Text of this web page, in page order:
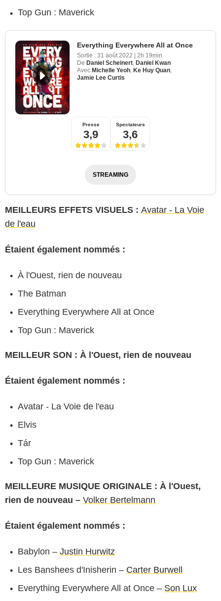
Top Gun : Maverick
Everything Everywhere All at Once
Sortie : 31 août 2022 | 2h 19min
De Daniel Scheinert Daniel Kwan
Avec Michelle Yeoh Ke Huy Quan
Jamie Lee Curtis
Presse
3,9
Spectateurs
3,6
STREAMING
MEILLEURS EFFETS VISUELS : Avatar - La Voie
de l'eau
Étaient également nommés :
À l'Ouest, rien de nouveau
The Batman
Everything Everywhere All at Once
Top Gun : Maverick
MEILLEUR SON : À l'Ouest, rien de nouveau
Étaient également nommés :
Avatar - La Voie de l'eau
Elvis
Tár
Top Gun : Maverick
MEILLEURE MUSIQUE ORIGINALE : À l'Ouest,
rien de nouveau – Volker Bertelmann
Étaient également nommés :
Babylon – Justin Hurwitz
Les Banshees d'Inisherin – Carter Burwell
Everything Everywhere All at Once – Son Lux